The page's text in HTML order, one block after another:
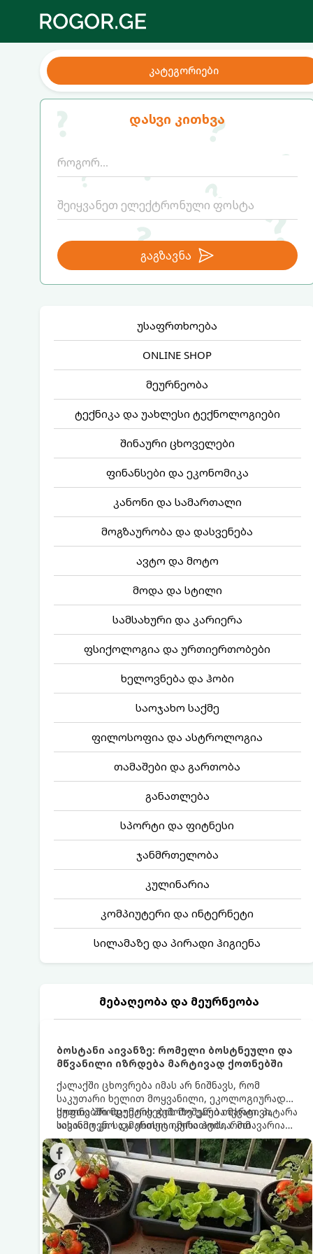
კატეგორიები
დასვი კითხვა
გაგზავნა
უსაფრთხოება
ONLINE SHOP
მეურნეობა
ტექნიკა და უახლესი ტექნოლოგიები
შინაური ცხოველები
ფინანსები და ეკონომიკა
კანონი და სამართალი
მოგზაურობა და დასვენება
ავტო და მოტო
მოდა და სტილი
სამსახური და კარიერა
ფსიქოლოგია და ურთიერთობები
ხელოვნება და ჰობი
საოჯახო საქმე
ფილოსოფია და ასტროლოგია
თამაშები და გართობა
განათლება
სპორტი და ფიტნესი
ჯანმრთელობა
კულინარია
კომპიუტერი და ინტერნეტი
სილამაზე და პირადი ჰიგიენა
მებაღეობა და მეურნეობა
ბოსტანი აივანზე: რომელი ბოსტნეული და
მწვანილი იზრდება მარტივად ქოთნებში
ქალაქში ცხოვრება იმას არ ნიშნავს, რომ
საკუთარი ხელით მოყვანილი, ეკოლოგიურად
სუფთა პროდუქტის გემოზე უარი თქვათ. პატარა
აივანიც კი საკმარისია იმისათვის, რომ
მოიწყოთ მინი-ბოსტანი, საიდანაც
ყოველდღიურად ახალ, არომატულ მწვანილსა
და ბოსტნეულს მოკრეფთ.
ქოთნებში მცენარეების მოშენება მარტივი,
სასიამოვნო და ესთეტიკური ჰობია. მთავარია
იცოდეთ, რომელი კულტურები ეგუებიან
ქოთნის პირობებს ყველაზე კარგად და როგორ
მოუაროთ მათ სწორად.